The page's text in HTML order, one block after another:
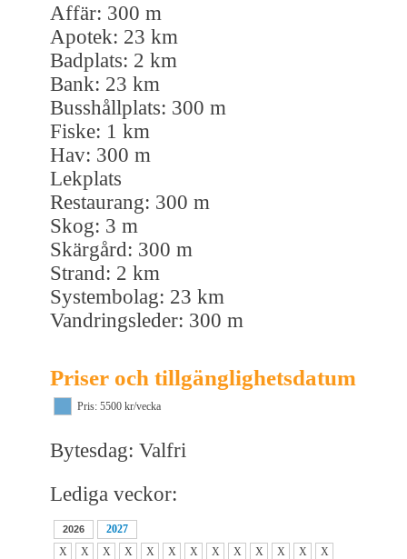
Affär: 300 m
Apotek: 23 km
Badplats: 2 km
Bank: 23 km
Busshållplats: 300 m
Fiske: 1 km
Hav: 300 m
Lekplats
Restaurang: 300 m
Skog: 3 m
Skärgård: 300 m
Strand: 2 km
Systembolag: 23 km
Vandringsleder: 300 m
Priser och tillgänglighetsdatum
Pris: 5500 kr/vecka
Bytesdag: Valfri
Lediga veckor:
2026
2027
X
X X X X X X X X X X X
X